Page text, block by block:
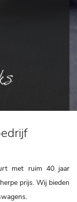
met ruim 40 jaar
prijs. Wij bieden